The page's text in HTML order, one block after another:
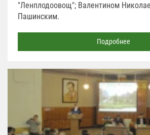
"Ленплодоовощ"; Валентином
Пашинским.
Подробнее